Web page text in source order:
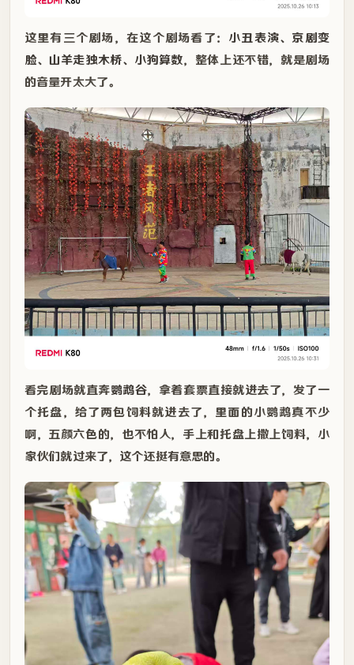
这里有三个剧场，在这个剧场看了： 小丑表演、京剧变
脸、山羊走独木桥、小狗算数 ，整体上还不错，就是剧场
的音量开太大了。
看完剧场就直奔鹦鹉谷，拿着套票直接就进去了，发了一
个托盘，给了两包饲料就进去了，里面的小鹦鹉真不少
啊，五颜六色的，也不怕人，手上和托盘上撒上饲料，小
家伙们就过来了，这个还挺有意思的。